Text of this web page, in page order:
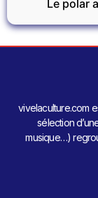
Le polar
vivelaculture.com
sélection
musique…)